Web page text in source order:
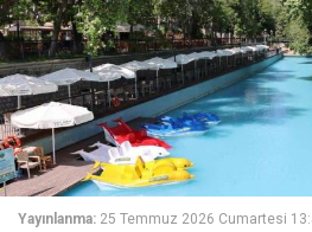
Yayınlanma: 25 Temmuz 2026 Cumartesi